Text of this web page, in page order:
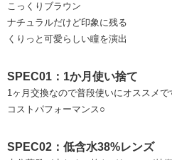
こっくりブラウン
ナチュラルだけど印象に残る
くりっと可愛らしい瞳を演出
SPEC01：1か月使い捨て
1ヶ月交換なので普段使いにオススメで
コストパフォーマンス○
SPEC02：低含水38%レンズ